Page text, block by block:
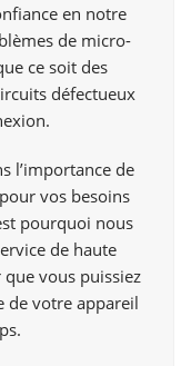
en notre
de micro-
ce soit des
défectueux
l’importance de
vos besoins
pourquoi nous
de haute
vous puissiez
de votre appareil